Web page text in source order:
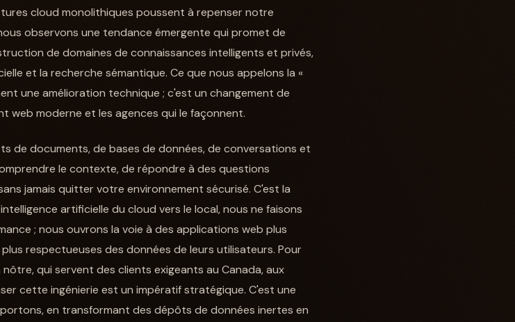
cloud monolithiques poussent à repenser notre
observons une tendance émergente qui promet de
de domaines de connaissances intelligents et privés,
et la recherche sémantique. Ce que nous appelons la «
une amélioration technique ; c'est un changement de
web moderne et les agences qui le façonnent.
de documents, de bases de données, de conversations et
le contexte, de répondre à des questions
jamais quitter votre environnement sécurisé. C'est la
artificielle du cloud vers le local, nous ne faisons
; nous ouvrons la voie à des applications web plus
respectueuses des données de leurs utilisateurs. Pour
qui servent des clients exigeants au Canada, aux
cette ingénierie est un impératif stratégique. C'est une
en transformant des dépôts de données inertes en